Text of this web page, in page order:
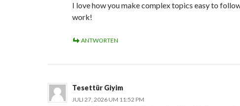
I love how you make complex topics easy to
work!
ANTWORTEN
Tesettür Giyim
JULI 27, 2026 UM 11:52 PM